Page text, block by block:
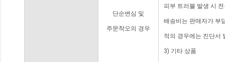
단순변심 및
주문착오의 경우
피부 트러블 발생 시
배송비는 판매자가 부
적의 경우에는 진단서
3) 기타 상품